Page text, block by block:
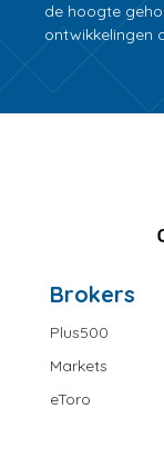
de hoogte
ontwikkelingen
Brokers
Plus500
Markets
eToro